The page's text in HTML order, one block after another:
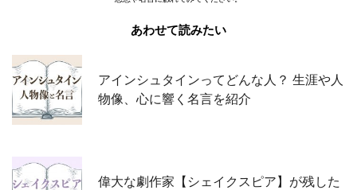
あわせて読みたい
アインシュタインってどんな人？ 生涯や人
物像、心に響く名言を紹介
偉大な劇作家【シェイクスピア】が残した